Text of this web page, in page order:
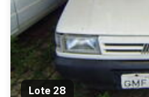
Lote 28